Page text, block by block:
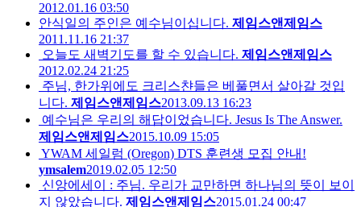
2012.01.16 03:50
안식일의 주인은 예수님이십니다. 제임스앤제임스
2011.11.16 21:37
오늘도 새벽기도를 할 수 있습니다. 제임스앤제임스
2012.02.24 21:25
주님, 한가위에도 크리스챤들은 베풀면서 살아갈 것입
니다. 제임스앤제임스2013.09.13 16:23
예수님은 우리의 해답이었습니다. Jesus Is The Answer.
제임스앤제임스2015.10.09 15:05
YWAM 세일럼 (Oregon) DTS 훈련생 모집 안내!
ymsalem2019.02.05 12:50
신앙에세이 : 주님. 우리가 교만하면 하나님의 뜻이 보이
지 않았습니다. 제임스앤제임스2015.01.24 00:47